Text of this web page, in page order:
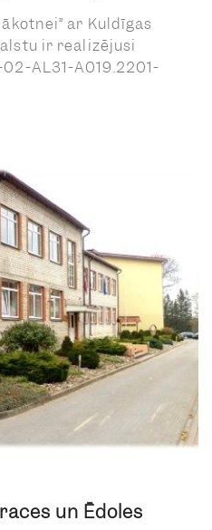
ar Kuldīgas
ir realizējusi
AL31-A019.2201-
un Ēdoles